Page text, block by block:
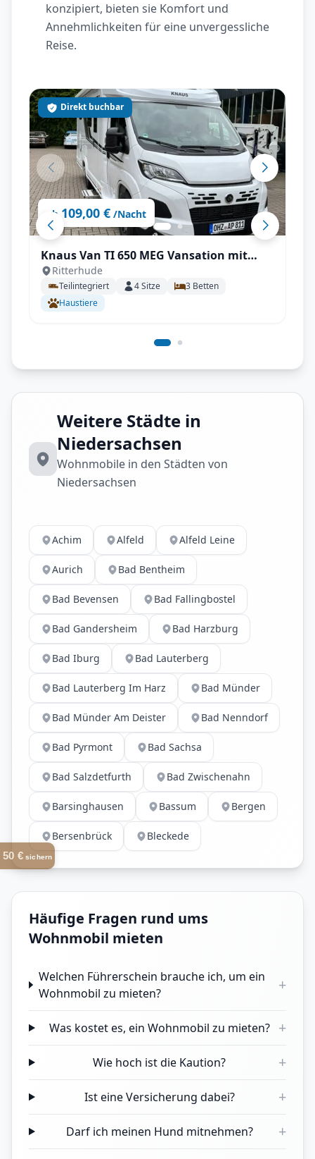
konzipiert, bieten sie Komfort und
Annehmlichkeiten für eine unvergessliche
Reise.
ab 109,00 € /Nacht
Direkt buchbar
Knaus Van TI 650 MEG Vansation mit
Automatik
Ritterhude
Teilintegriert 4Sitze 3 Betten
Haustiere
Weitere Städte in
Niedersachsen
Wohnmobile in den Städten von
Niedersachsen
Achim Alfeld Alfeld Leine
Aurich Bad Bentheim
Bad Bevensen Bad Fallingbostel
Bad Gandersheim Bad Harzburg
Bad Iburg Bad Lauterberg
Bad Lauterberg Im Harz Bad Münder
Bad Münder Am Deister Bad Nenndorf
Bad Pyrmont Bad Sachsa
Bad Salzdetfurth Bad Zwischenahn
Barsinghausen Bassum Bergen
Bersenbrück Bleckede
Häufige Fragen rund ums
Wohnmobil mieten
Welchen Führerschein brauche ich, um ein
Wohnmobil zu mieten?
+
Was kostet es, ein Wohnmobil zu mieten? +
Wie hoch ist die Kaution? +
Ist eine Versicherung dabei? +
Darf ich meinen Hund mitnehmen? +
50 €sichern